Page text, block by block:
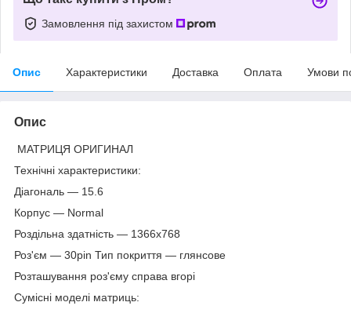
Замовлення під захистом
Опис Характеристики Доставка Оплата Умови
Опис
МАТРИЦЯ ОРИГИНАЛ
Технічні характеристики:
Діагональ — 15.6
Корпус — Normal
Роздільна здатність — 1366х768
Роз'єм — 30pin Тип покриття — глянсове
Розташування роз'єму справа вгорі
Сумісні моделі матриць: